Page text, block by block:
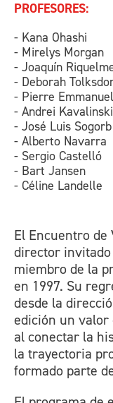
PROFESORES:
- Kana Ohashi
- Mirelys Morgan
- Joaquín
- Deborah
- Pierre
- Andrei Kavalinski
- José Luis Sogorb
- Alberto Navarra
- Sergio Castelló
- Bart Jansen
- Céline Landelle
El Encuentro de
director
miembro de la
en 1997. Su
desde la
edición un valor
al conectar la
la trayectoria
formado parte